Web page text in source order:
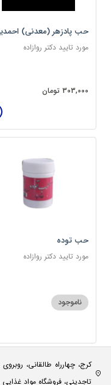
حب پادزهر (معدنی)
مورد تایید دکتر روازاده
303,000 تومان
حب توده
مورد تایید دکتر روازاده
ناموجود
کرج، چهارراه طالقانی،
تاجدینی، فروشگاه مواد غذایی